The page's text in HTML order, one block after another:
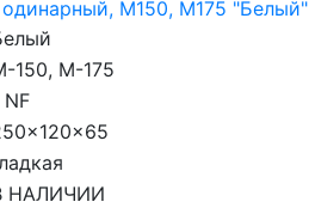
M150, М175 "Белый"
150, М-175
NF
НАЛИЧИИ